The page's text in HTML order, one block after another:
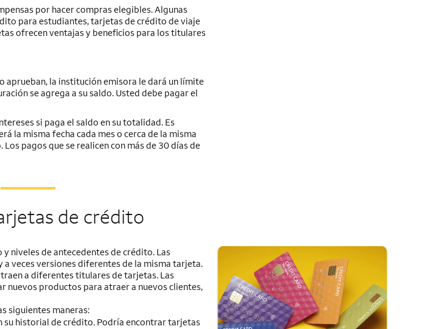
por hacer compras elegibles. Algunas
para estudiantes, tarjetas de crédito de viaje
ofrecen ventajas y beneficios para los titulares
aprueban, la institución emisora le dará un límite
se agrega a su saldo. Usted debe pagar el
si paga el saldo en su totalidad. Es
la misma fecha cada mes o cerca de la misma
pagos que se realicen con más de 30 días de
de crédito
niveles de antecedentes de crédito. Las
veces versiones diferentes de la misma tarjeta.
a diferentes titulares de tarjetas. Las
productos para atraer a nuevos clientes,
siguientes maneras:
su historial de crédito. Podría encontrar tarjetas